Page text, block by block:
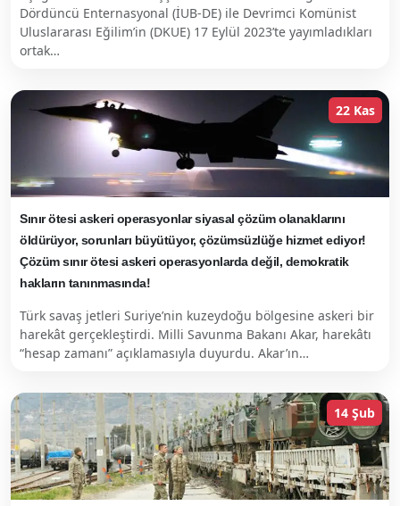
Dördüncü Enternasyonal (İUB-DE) ile Devrimci Komünist
Uluslararası Eğilim’in (DKUE) 17 Eylül 2023’te yayımladıkları
ortak…
22 Kas
Sınır ötesi askeri operasyonlar siyasal çözüm olanaklarını
öldürüyor, sorunları büyütüyor, çözümsüzlüğe hizmet ediyor!
Çözüm sınır ötesi askeri operasyonlarda değil, demokratik
hakların tanınmasında!
Türk savaş jetleri Suriye’nin kuzeydoğu bölgesine askeri bir
harekât gerçekleştirdi. Milli Savunma Bakanı Akar, harekâtı
“hesap zamanı” açıklamasıyla duyurdu. Akar’ın…
14 Şub